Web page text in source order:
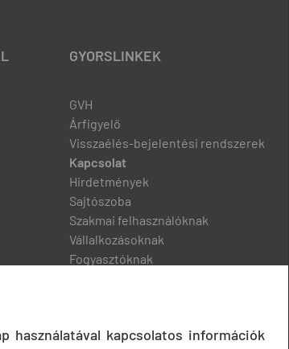
GYORSLINKEK
GVH
Árfigyelő
Visszaélés-bejelentési rendszerek
Kapcsolat
Hirdetmények
Sajtószoba
Szakmai felhasználóknak
Vállalkozásoknak
Fogyasztóknak
használatával kapcsolatos információk